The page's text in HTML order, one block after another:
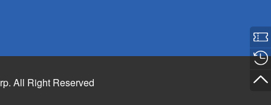
All Right Reserved